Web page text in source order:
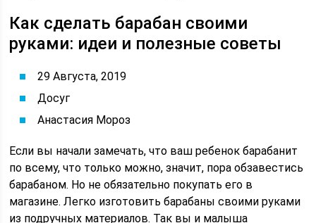
Как сделать барабан своими
руками: идеи и полезные советы
29 Августа, 2019
Досуг
Анастасия Мороз
Если вы начали замечать, что ваш ребенок барабанит
по всему, что только можно, значит, пора обзавестись
барабаном. Но не обязательно покупать его в
магазине. Легко изготовить барабаны своими руками
из подручных материалов. Так вы и малыша